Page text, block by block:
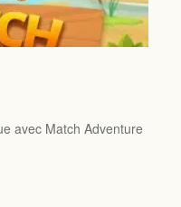
avec Match Adventure